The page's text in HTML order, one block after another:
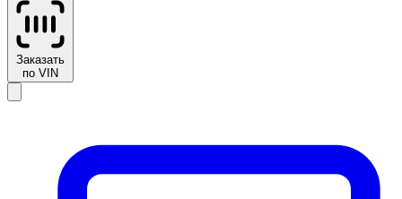
Заказать
по VIN